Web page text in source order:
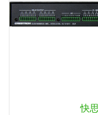
快